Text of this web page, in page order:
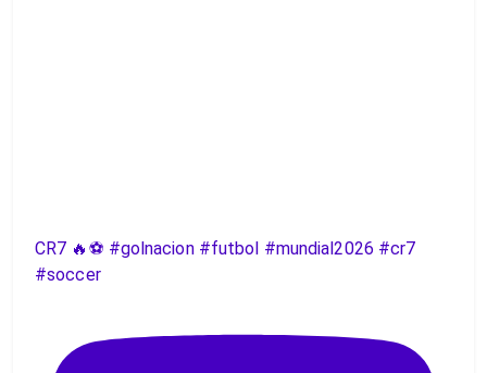
CR7 🔥⚽️ #golnacion #futbol #mundial2026 #cr7
#soccer